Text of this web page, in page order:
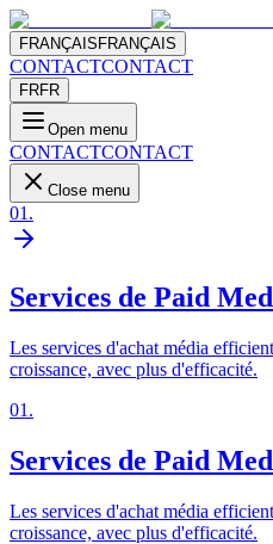
FRANÇAIS FRANÇAIS
CONTACTCONTACT
FRFR
Open menu
CONTACTCONTACT
Close menu
01 .
Services de Paid
Les services d'achat média
croissance, avec plus d'efficacité.
01 .
Services de Paid
Les services d'achat média
croissance, avec plus d'efficacité.